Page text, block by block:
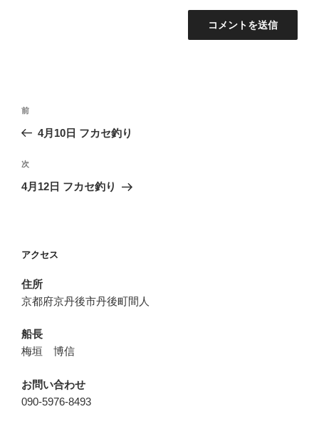
投
ナ
ビ
ゲ
ン
前
の
稿
前
4月10日 フカセ釣り
次
の
次
4月12日 フカセ釣り
アクセス
住所
京都府京丹後市丹後町間人
船長
梅垣 博信
お問い合わせ
090-5976-8493